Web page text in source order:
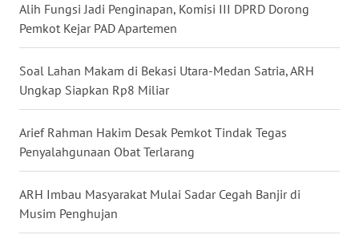
Alih Fungsi Jadi Penginapan, Komisi III DPRD Dorong
Pemkot Kejar PAD Apartemen
Soal Lahan Makam di Bekasi Utara-Medan Satria, ARH
Ungkap Siapkan Rp8 Miliar
Arief Rahman Hakim Desak Pemkot Tindak Tegas
Penyalahgunaan Obat Terlarang
ARH Imbau Masyarakat Mulai Sadar Cegah Banjir di
Musim Penghujan
WN
KALBAR
WN
KALTENG
WN
KALTARA
WN
KALSEL